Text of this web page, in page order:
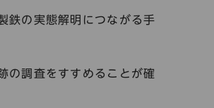
鉄の実態解明につながる手
の調査をすすめることが確